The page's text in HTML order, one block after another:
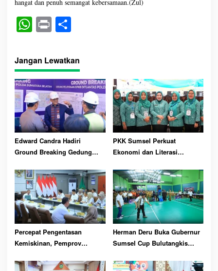
hangat dan penuh semangat kebersamaan.(Zul)
W
ts
A
pp
Pr
t re
Jangan Lewatkan
Edward Candra Hadiri
Ground Breaking Gedung
PKK Sumsel Perkuat
Ekonomi dan Literasi
Percepat Pengentasan
Kemiskinan, Pemprov
Multihelix
Herman Deru Buka Gubernur
Sumsel Cup Bulutangkis